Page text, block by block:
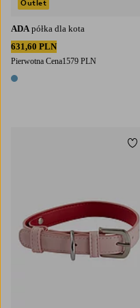
ADA półka dla kota
631,60 PLN
Pierwotna Cena1579 PLN
1 kolor
Outlet